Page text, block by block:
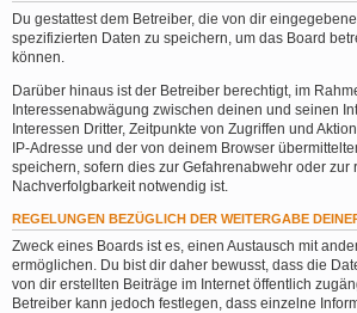
Du gestattest dem Betreiber, die von dir
spezifizierten Daten zu speichern, um das Board
können.
Darüber hinaus ist der Betreiber berechtigt, im
Interessenabwägung zwischen deinen und seinen
Interessen Dritter, Zeitpunkte von Zugriffen und
IP-Adresse und der von deinem Browser
speichern, sofern dies zur Gefahrenabwehr oder zur
Nachverfolgbarkeit notwendig ist.
REGELUNGEN BEZÜGLICH DER WEITERGABE
Zweck eines Boards ist es, einen Austausch mit
ermöglichen. Du bist dir daher bewusst, dass die
von dir erstellten Beiträge im Internet öffentlich
Betreiber kann jedoch festlegen, dass einzelne